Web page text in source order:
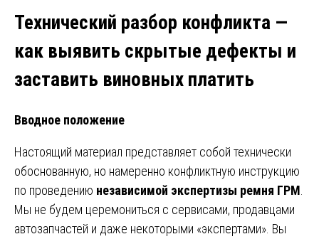
Технический разбор конфликта —
как выявить скрытые дефекты и
заставить виновных платить
Вводное положение
Настоящий материал представляет собой технически
обоснованную, но намеренно конфликтную инструкцию
по проведению независимой экспертизы ремня ГРМ
Мы не будем церемониться с сервисами, продавцами
автозапчастей и даже некоторыми «экспертами». Вы